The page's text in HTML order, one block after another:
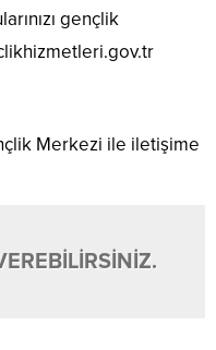
gençlik
Merkezi ile iletişime